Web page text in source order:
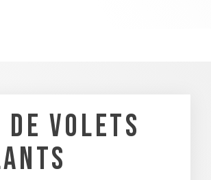
DE VOLETS